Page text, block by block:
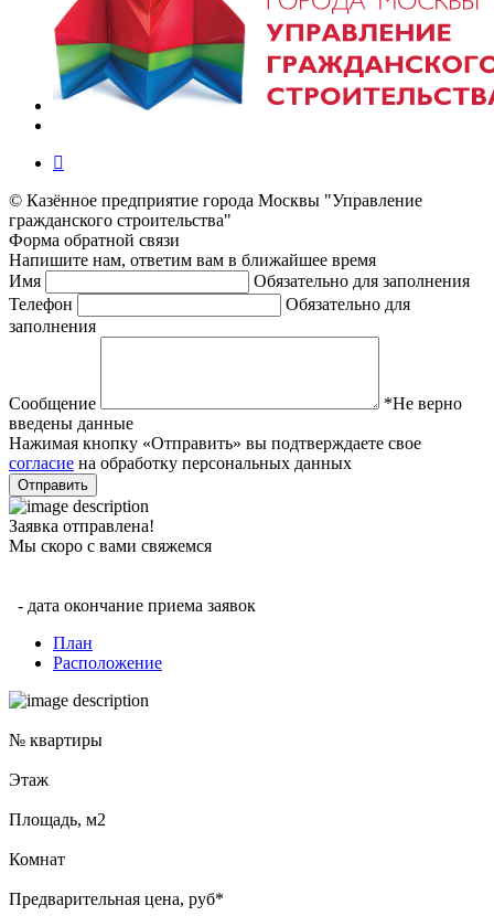
© Казённое предприятие города Москвы "Управление
гражданского строительства"
Форма обратной связи
Напишите нам, ответим вам в ближайшее время
Имя
Обязательно для заполнения
Телефон
Обязательно для
заполнения
Сообщение
*Не верно
введены данные
Нажимая кнопку «Отправить» вы подтверждаете свое
согласие на обработку персональных данных
Отправить
Заявка отправлена!
Мы скоро с вами свяжемся
- дата окончание приема заявок
План
Расположение
№ квартиры
Этаж
Площадь, м2
Комнат
Предварительная цена, руб*